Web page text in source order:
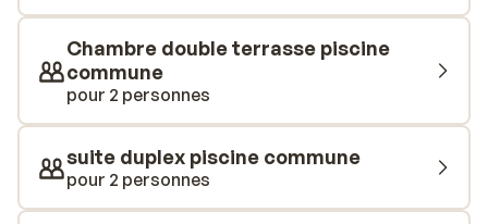
commencer la journée par une baignade revigorante
avant le petit-déjeuner. Cerise sur le gâteau: la piscine
est chauffée! Vous pourrez donc profiter d’un
plongeon agréable même au printemps ou en automne,
quelle que soit la température. Tout est pensé pour
attention particulière aux moindres détails et à un
service irréprochable. Profitez-en!
Chambre double terrasse piscine
commune
pour 2 personnes
suite duplex piscine commune
pour 2 personnes